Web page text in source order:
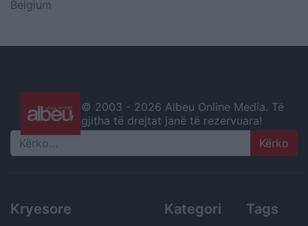
Belgium
© 2003 - 2026 Albeu Online Media. Të
gjitha të drejtat janë të rezervuara!
Search
Kryesore Kategori Tags